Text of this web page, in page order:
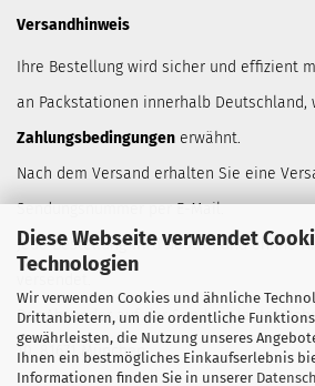
Diese Webseite verwendet
Technologien
Wir verwenden Cookies und ähnliche
Drittanbietern, um die ordentliche
gewährleisten, die Nutzung unseres
Ihnen ein bestmögliches Einkaufserlebnis
Informationen finden Sie in unserer
Versandhinweis
Ihre Bestellung wird sicher und effizient
an Packstationen innerhalb Deutschland,
Zahlungsbedingungen erwähnt.
Nach dem Versand erhalten Sie eine
Sendungsnummer per E-Mail.
Jede Bestellung wird neutral und ohnne
Der Absender auf der Sendung lautet
10, 81671 München.